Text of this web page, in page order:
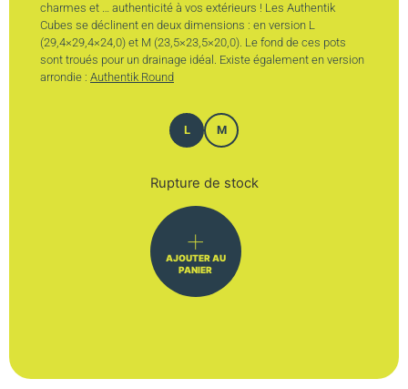
charmes et … authenticité à vos extérieurs ! Les Authentik
Cubes se déclinent en deux dimensions : en version L
(29,4×29,4×24,0) et M (23,5×23,5×20,0). Le fond de ces pots
sont troués pour un drainage idéal. Existe également en version
arrondie : Authentik Round
L M
Rupture de stock
AJOUTER AU
PANIER